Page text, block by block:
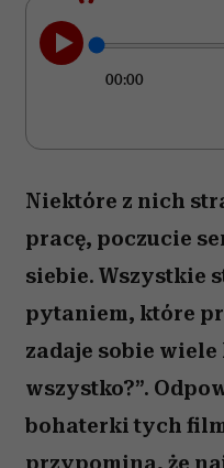
MARTA WASZKIEWICZ